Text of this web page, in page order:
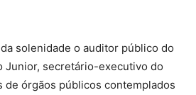
solenidade o auditor público do
Junior, secretário-executivo do
de órgãos públicos contemplados